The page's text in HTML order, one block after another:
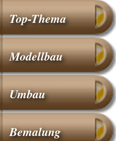
Top-Thema
Modellbau
Umbau
Bemalung